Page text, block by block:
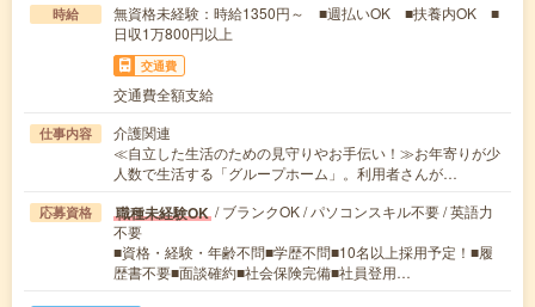
時給
無資格未経験：時給1350円～ ■週払いOK ■扶養内OK ■
日収1万800円以上
交通費
交通費全額支給
仕事内容
介護関連
≪自立した生活のための見守りやお手伝い！≫お年寄りが少
人数で生活する「グループホーム」。利用者さんが…
応募資格 職種未経験OK / ブランクOK / パソコンスキル不要 / 英語力
不要
■資格・経験・年齢不問■学歴不問■10名以上採用予定！■履
歴書不要■面談確約■社会保険完備■社員登用…